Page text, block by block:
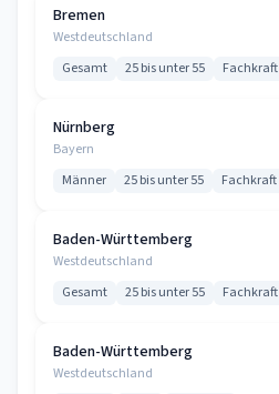
Bremen
Westdeutschland
Gesamt 25 bis unter 55 Fachkraft
Nürnberg
Bayern
Männer 25 bis unter 55 Fachkraft
Baden-Württemberg
Westdeutschland
Gesamt 25 bis unter 55 Fachkraft
Baden-Württemberg
Westdeutschland